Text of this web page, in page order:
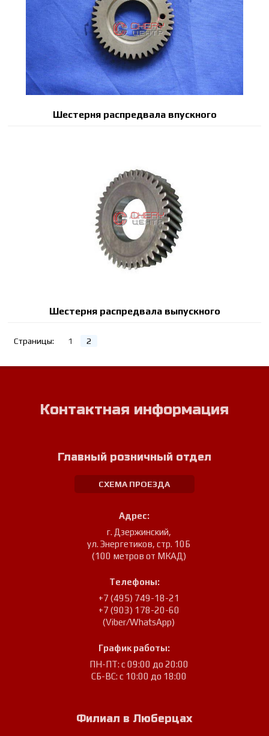
Шестерня распредвала впускного
Шестерня распредвала выпускного
Страницы: 1 2
Контактная информация
Главный розничный отдел
СХЕМА ПРОЕЗДА
Адрес:
г. Дзержинский,
ул. Энергетиков, стр. 10Б
(100 метров от МКАД)
Телефоны:
+7 (495) 749-18-21
+7 (903) 178-20-60
(Viber/WhatsApp)
График работы:
ПН-ПТ: с 09:00 до 20:00
СБ-ВС: с 10:00 до 18:00
Филиал в Люберцах